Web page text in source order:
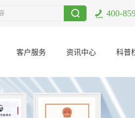
2017-12-11
”圆满结束 电子元器件二
400-
客户服务 资讯中心 科普